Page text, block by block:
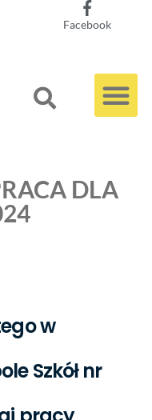
Facebook
DLA
w
Szkół nr